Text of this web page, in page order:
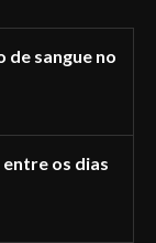
de sangue no
os dias